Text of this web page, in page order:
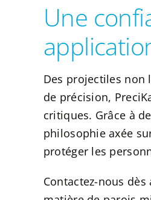
Une
Des projectiles non
de précision,
critiques. Grâce à
philosophie axée
protéger les
Contactez-nous